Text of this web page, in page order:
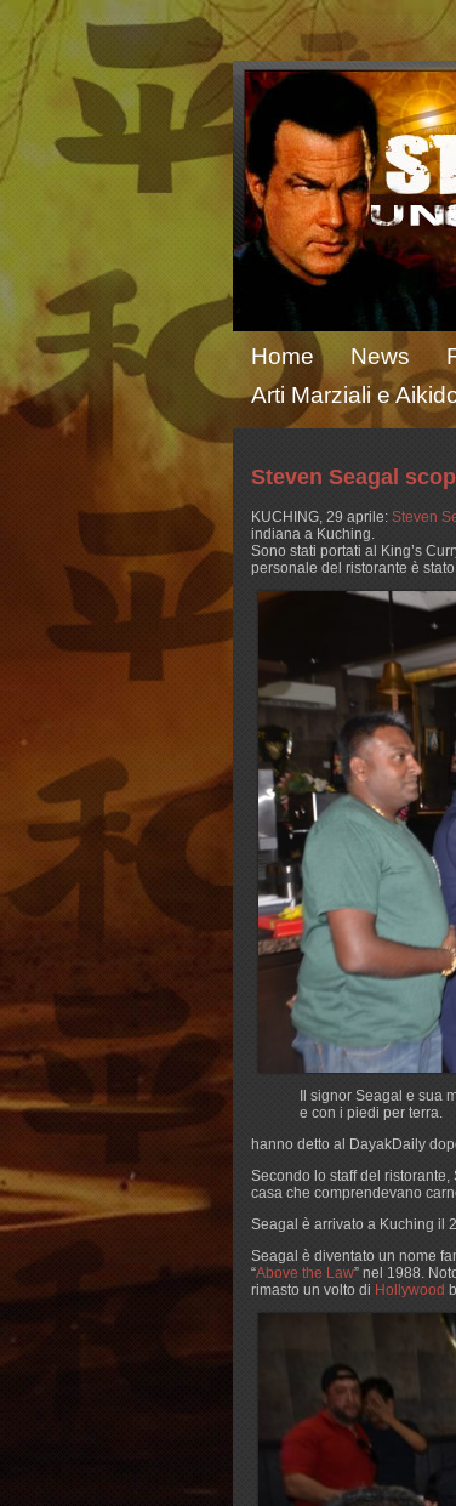
Home News
Arti Marziali e
Steven Seagal
KUCHING, 29 aprile: Steven
indiana a Kuching.
Sono stati portati al King’s
personale del ristorante è
Il signor Seagal e sua
e con i piedi per terra.
hanno detto al DayakDaily
Secondo lo staff del
casa che comprendevano
Seagal è arrivato a Kuching il
Seagal è diventato un nome
“Above the Law” nel 1988.
rimasto un volto di Hollywood